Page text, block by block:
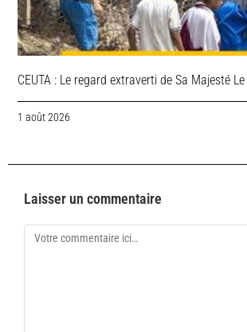
CEUTA : Le regard extraverti de Sa Majesté
1 août 2026
Laisser un commentaire